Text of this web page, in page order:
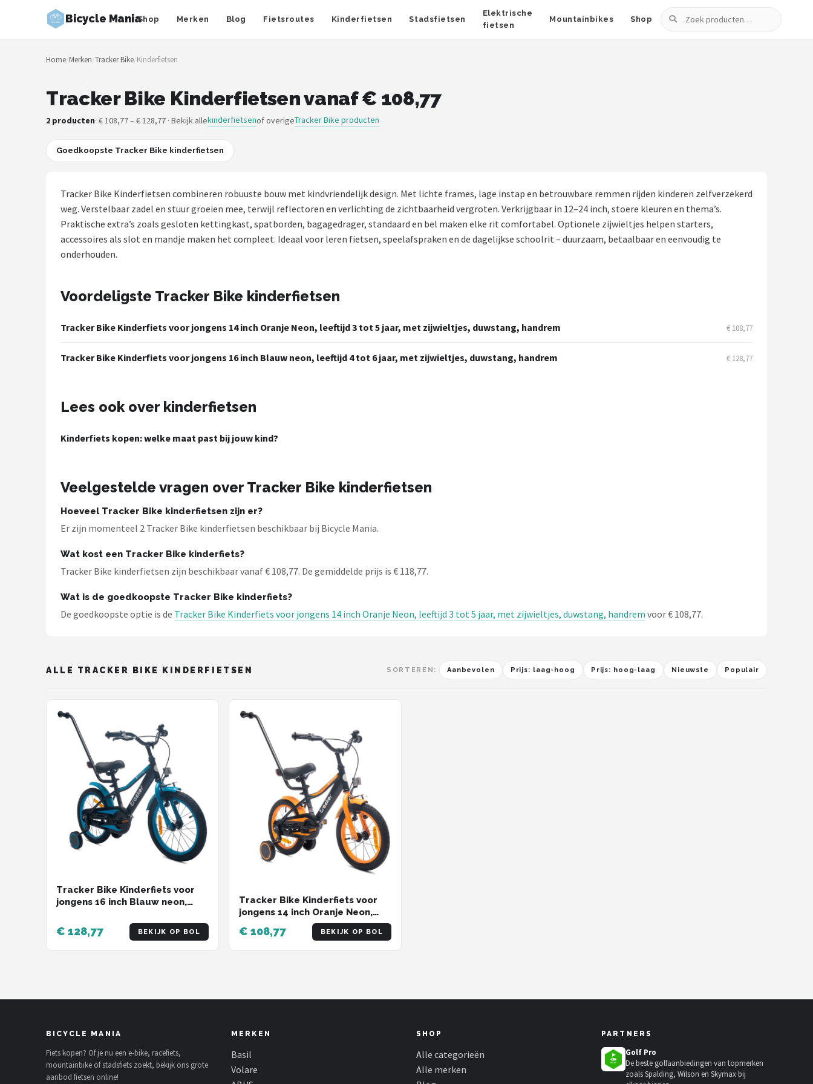
Bicycle ManiaShop Merken Blog Fietsroutes Kinderfietsen Stadsfietsen
Elektrische
fietsen
Mountainbikes Shop
Zoeken
Zoeken
NAVIGATIE
Merken
Kinderfietsen
Mountainbikes
POPULAIRE MERKEN
New Looxs
BBB Cycling
Alle merken →
Home/Merken/Tracker Bike/Kinderfietsen
Tracker Bike Kinderfietsen vanaf € 108,77
2 producten· € 108,77 – € 128,77 · Bekijk allekinderfietsenof overigeTracker Bike producten
Goedkoopste Tracker Bike kinderfietsen
Tracker Bike Kinderfietsen combineren robuuste bouw met kindvriendelijk design. Met lichte frames, lage instap en betrouwbare remmen rijden kinderen zelfverzekerd
weg. Verstelbaar zadel en stuur groeien mee, terwijl reflectoren en verlichting de zichtbaarheid vergroten. Verkrijgbaar in 12–24 inch, stoere kleuren en thema’s.
Praktische extra’s zoals gesloten kettingkast, spatborden, bagagedrager, standaard en bel maken elke rit comfortabel. Optionele zijwieltjes helpen starters,
accessoires als slot en mandje maken het compleet. Ideaal voor leren fietsen, speelafspraken en de dagelijkse schoolrit – duurzaam, betaalbaar en eenvoudig te
onderhouden.
Voordeligste Tracker Bike kinderfietsen
Tracker Bike Kinderfiets voor jongens 14 inch Oranje Neon, leeftijd 3 tot 5 jaar, met zijwieltjes, duwstang, handrem € 108,77
Tracker Bike Kinderfiets voor jongens 16 inch Blauw neon, leeftijd 4 tot 6 jaar, met zijwieltjes, duwstang, handrem € 128,77
Lees ook over kinderfietsen
Kinderfiets kopen: welke maat past bij jouw kind?
Veelgestelde vragen over Tracker Bike kinderfietsen
Hoeveel Tracker Bike kinderfietsen zijn er?
Er zijn momenteel 2 Tracker Bike kinderfietsen beschikbaar bij Bicycle Mania.
Wat kost een Tracker Bike kinderfiets?
Tracker Bike kinderfietsen zijn beschikbaar vanaf € 108,77. De gemiddelde prijs is € 118,77.
Wat is de goedkoopste Tracker Bike kinderfiets?
De goedkoopste optie is de Tracker Bike Kinderfiets voor jongens 14 inch Oranje Neon, leeftijd 3 tot 5 jaar, met zijwieltjes, duwstang, handrem voor € 108,77.
ALLE TRACKER BIKE KINDERFIETSEN SORTEREN: Aanbevolen Prijs: laag-hoog Prijs: hoog-laag Nieuwste Populair
Tracker Bike Kinderfiets voor
jongens 16 inch Blauw neon,
zijwieltjes, duwstang, handrem
€ 128,77 BEKIJK OP BOL
Tracker Bike Kinderfiets voor
jongens 14 inch Oranje Neon,
leeftijd 3 tot 5 jaar, met
zijwieltjes, duwstang, handrem
€ 108,77 BEKIJK OP BOL
BICYCLE MANIA
Fiets kopen? Of je nu een e-bike, racefiets,
mountainbike of stadsfiets zoekt, bekijk ons grote
aanbod fietsen online!
MERKEN
Basil
Volare
SHOP
Alle categorieën
Alle merken
PARTNERS
Golf Pro
De beste golfaanbiedingen van topmerken
zoals Spalding, Wilson en Skymax bij